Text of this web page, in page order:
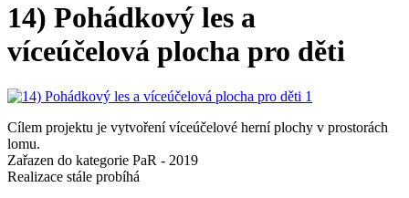
14) Pohádkový les a
víceúčelová plocha pro děti
Cílem projektu je vytvoření víceúčelové herní plochy v prostorách
lomu.
Zařazen do kategorie PaR - 2019
Realizace stále probíhá